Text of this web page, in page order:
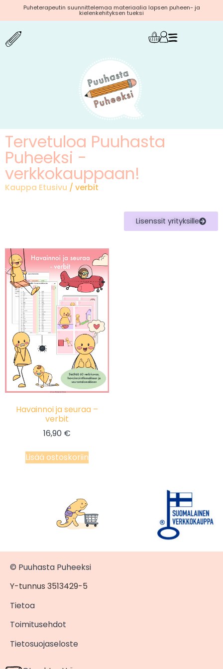
Puheterapeutin suunnittelemaa materiaalia lapsen puheen- ja
kielenkehityksen tueksi
Tervetuloa Puuhasta
Puheeksi -
verkkokauppaan!
Kauppa Etusivu / verbit
Lisenssit yrityksille
Havainnoi ja seuraa –
verbit
16,90 €
Lisää ostoskoriin
© Puuhasta Puheeksi
Y-tunnus 3513429-5
Tietoa
Toimitusehdot
Tietosuojaseloste